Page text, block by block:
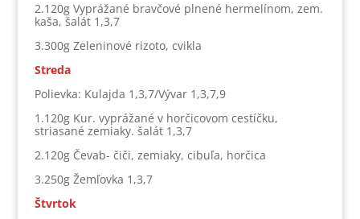
2.120g Vyprážané bravčové plnené hermelínom, zem.
kaša, šalát 1,3,7
3.300g Zeleninové rizoto, cvikla
Streda
Polievka: Kulajda 1,3,7/Vývar 1,3,7,9
1.120g Kur. vyprážané v horčicovom cestíčku,
striasané zemiaky. šalát 1,3,7
2.120g Čevab- čiči, zemiaky, cibuľa, horčica
3.250g Žemľovka 1,3,7
Štvrtok